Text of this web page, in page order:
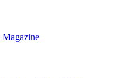
Magazine